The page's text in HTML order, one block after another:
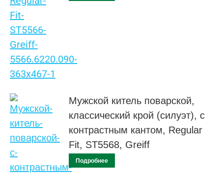
Мужской китель поварской,
классический крой (силуэт), с
контрастным кантом, Regular
Fit, ST5568, Greiff
Подробнее